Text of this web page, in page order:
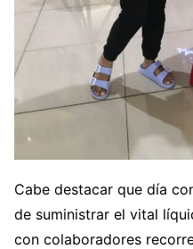
Cabe destacar que día
de suministrar el vital
con colaboradores